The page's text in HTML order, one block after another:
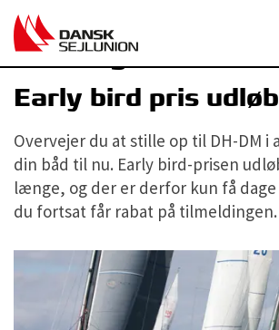
Meld dig til DH-DM
Early bird pris
Overvejer du at stille op til DH-DM i
din båd til nu. Early bird-prisen
længe, og der er derfor kun få
du fortsat får rabat på tilmeldingen.